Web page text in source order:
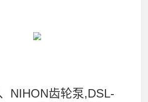
NIHON齿轮泵,DSL-